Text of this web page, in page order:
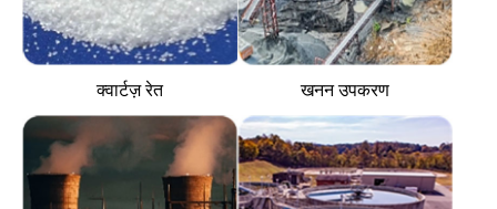
क्वार्टज़ रेत खनन उपकरण